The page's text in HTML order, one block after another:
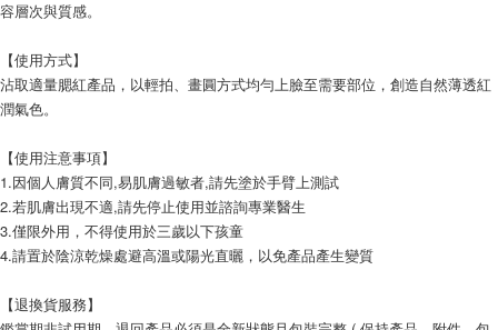
容層次與質感。
【使用方式】
沾取適量腮紅產品，以輕拍、畫圓方式均勻上臉至需要部位，創造自然薄透紅
潤氣色。
【使用注意事項】
1.因個人膚質不同,易肌膚過敏者,請先塗於手臂上測試
2.若肌膚出現不適,請先停止使用並諮詢專業醫生
3.僅限外用，不得使用於三歲以下孩童
4.請置於陰涼乾燥處避高溫或陽光直曬，以免產品產生變質
【退換貨服務】